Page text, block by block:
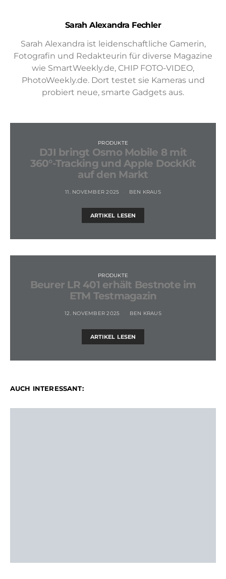
Sarah Alexandra Fechler
Sarah Alexandra ist leidenschaftliche Gamerin,
Fotografin und Redakteurin für diverse Magazine
wie SmartWeekly.de, CHIP FOTO-VIDEO,
PhotoWeekly.de. Dort testet sie Kameras und
probiert neue, smarte Gadgets aus.
PRODUKTE
DJI bringt Osmo Mobile 8 mit
360°-Tracking und Apple DockKit
auf den Markt
11. NOVEMBER 2025 BEN KRAUS
ARTIKEL LESEN
PRODUKTE
Beurer LR 401 erhält Bestnote im
ETM Testmagazin
12. NOVEMBER 2025 BEN KRAUS
ARTIKEL LESEN
AUCH INTERESSANT: